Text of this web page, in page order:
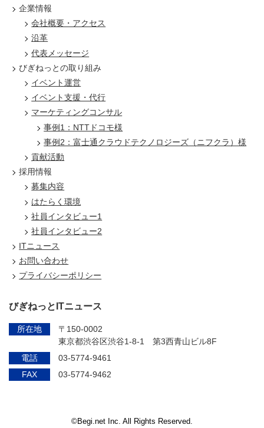
企業情報
会社概要・アクセス
沿革
代表メッセージ
びぎねっとの取り組み
イベント運営
イベント支援・代行
マーケティングコンサル
事例1：NTTドコモ様
事例2：富士通クラウドテクノロジーズ（ニフクラ）様
貢献活動
採用情報
募集内容
はたらく環境
社員インタビュー1
社員インタビュー2
ITニュース
お問い合わせ
プライバシーポリシー
びぎねっとITニュース
所在地
〒150-0002
東京都渋谷区渋谷1-8-1 第3西青山ビル8F
電話
03-5774-9461
FAX
03-5774-9462
©Begi.net Inc. All Rights Reserved.